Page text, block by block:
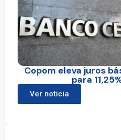
Copom eleva juros
para
Ver noticia